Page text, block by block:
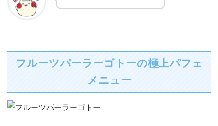
フルーツパーラーゴトーの極上パフェ
メニュー